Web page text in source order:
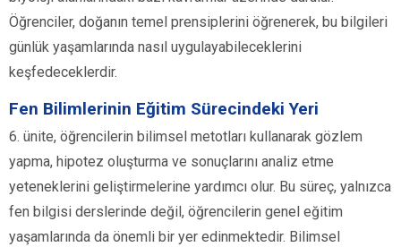
Öğrenciler, doğanın temel prensiplerini öğrenerek, bu bilgileri
günlük yaşamlarında nasıl uygulayabileceklerini
keşfedeceklerdir.
Fen Bilimlerinin Eğitim Sürecindeki Yeri
6. ünite, öğrencilerin bilimsel metotları kullanarak gözlem
yapma, hipotez oluşturma ve sonuçlarını analiz etme
yeteneklerini geliştirmelerine yardımcı olur. Bu süreç, yalnızca
fen bilgisi derslerinde değil, öğrencilerin genel eğitim
yaşamlarında da önemli bir yer edinmektedir. Bilimsel